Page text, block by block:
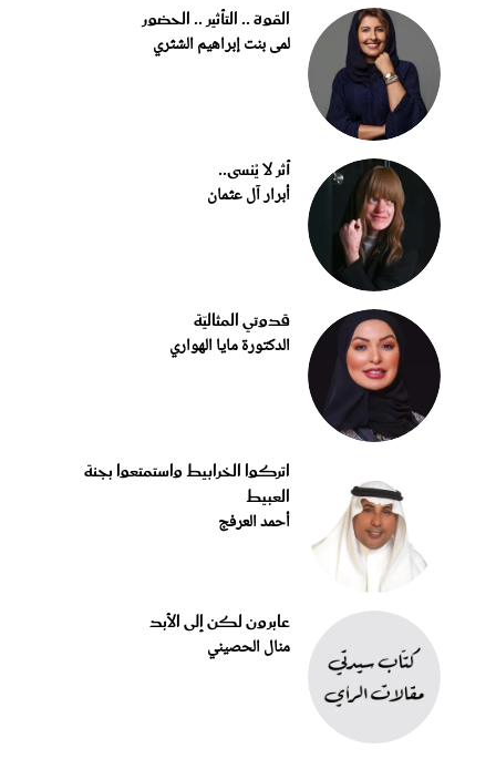
القوة .. التأثير .. الحضور
لمى بنت إبراهيم الشثري
أثر لا يُنسى..
أبرار آل عثمان
قدوتي المثاليّة
الدكتورة مايا الهواري
اتركوا الخرابيط واستمتعوا بجنة
العبيط
أحمد العرفج
عابرون لكن إلى الأبد
منال الحصيني